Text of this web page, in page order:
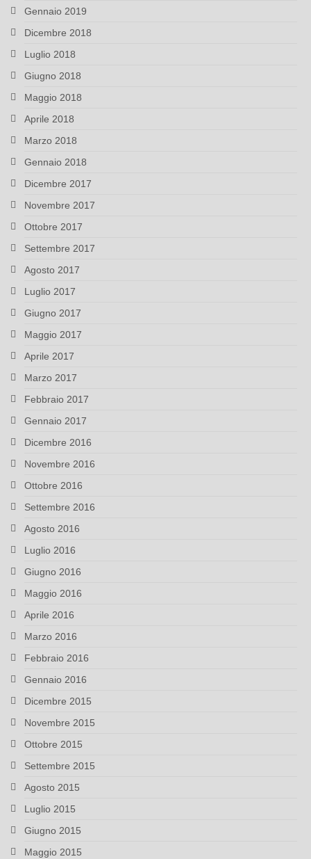
Gennaio 2019
Dicembre 2018
Luglio 2018
Giugno 2018
Maggio 2018
Aprile 2018
Marzo 2018
Gennaio 2018
Dicembre 2017
Novembre 2017
Ottobre 2017
Settembre 2017
Agosto 2017
Luglio 2017
Giugno 2017
Maggio 2017
Aprile 2017
Marzo 2017
Febbraio 2017
Gennaio 2017
Dicembre 2016
Novembre 2016
Ottobre 2016
Settembre 2016
Agosto 2016
Luglio 2016
Giugno 2016
Maggio 2016
Aprile 2016
Marzo 2016
Febbraio 2016
Gennaio 2016
Dicembre 2015
Novembre 2015
Ottobre 2015
Settembre 2015
Agosto 2015
Luglio 2015
Giugno 2015
Maggio 2015